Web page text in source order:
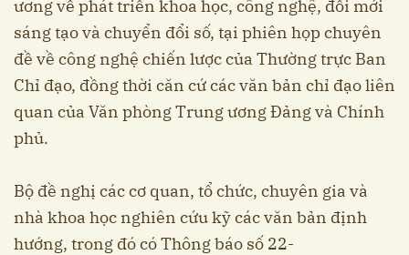
ương về phát triển khoa học, công nghệ, đổi mới
sáng tạo và chuyển đổi số, tại phiên họp chuyên
đề về công nghệ chiến lược của Thường trực Ban
Chỉ đạo, đồng thời căn cứ các văn bản chỉ đạo liên
quan của Văn phòng Trung ương Đảng và Chính
phủ.
Bộ đề nghị các cơ quan, tổ chức, chuyên gia và
nhà khoa học nghiên cứu kỹ các văn bản định
hướng, trong đó có Thông báo số 22-